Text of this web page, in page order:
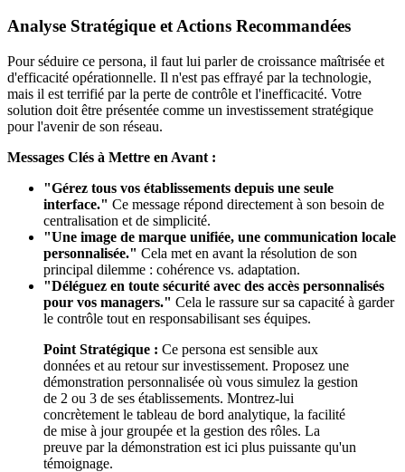
Analyse Stratégique et Actions Recommandées
Pour séduire ce persona, il faut lui parler de croissance maîtrisée et
d'efficacité opérationnelle. Il n'est pas effrayé par la technologie,
mais il est terrifié par la perte de contrôle et l'inefficacité. Votre
solution doit être présentée comme un investissement stratégique
pour l'avenir de son réseau.
Messages Clés à Mettre en Avant :
"Gérez tous vos établissements depuis une seule
interface." Ce message répond directement à son besoin de
centralisation et de simplicité.
"Une image de marque unifiée, une communication locale
personnalisée." Cela met en avant la résolution de son
principal dilemme : cohérence vs. adaptation.
"Déléguez en toute sécurité avec des accès personnalisés
pour vos managers." Cela le rassure sur sa capacité à garder
le contrôle tout en responsabilisant ses équipes.
Point Stratégique : Ce persona est sensible aux
données et au retour sur investissement. Proposez une
démonstration personnalisée où vous simulez la gestion
de 2 ou 3 de ses établissements. Montrez-lui
concrètement le tableau de bord analytique, la facilité
de mise à jour groupée et la gestion des rôles. La
preuve par la démonstration est ici plus puissante qu'un
témoignage.